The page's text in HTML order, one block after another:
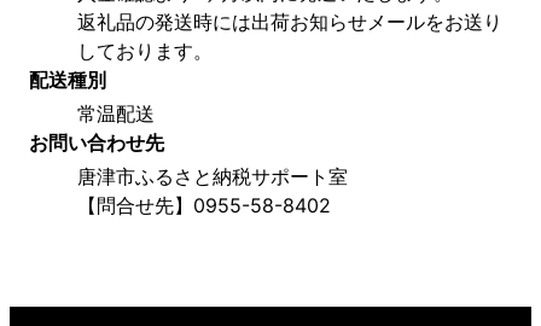
返礼品の発送時には出荷お知らせメールをお送り
しております。
配送種別
常温配送
お問い合わせ先
唐津市ふるさと納税サポート室
【問合せ先】0955-58-8402